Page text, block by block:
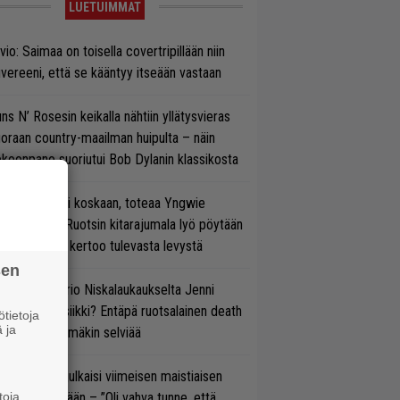
LUETUIMMAT
Saimaa on toisella covertripillään niin
että se kääntyy itseään vastaan
N’ Rosesin keikalla nähtiin yllätysvieras
country-maailman huipulta – näin
suoriutui Bob Dylanin klassikosta
on nyt tai ei koskaan, toteaa Yngwie
– Ruotsin kitarajumala lyö pöytään
biisin ja kertoo tulevasta levystä
taipuu Trio Niskalaukaukselta Jenni
musiikki? Entäpä ruotsalainen death
Pian tämäkin selviää
Annala julkaisi viimeisen maistiaisen
ja